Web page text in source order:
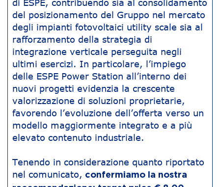
di ESPE, contribuendo sia al consolidamento
del posizionamento del Gruppo nel mercato
degli impianti fotovoltaici utility scale sia al
rafforzamento della strategia di
integrazione verticale perseguita negli
ultimi esercizi. In particolare, l’impiego
delle ESPE Power Station all’interno dei
nuovi progetti evidenzia la crescente
valorizzazione di soluzioni proprietarie,
favorendo l’evoluzione dell’offerta verso un
modello maggiormente integrato e a più
elevato contenuto industriale.
Tenendo in considerazione quanto riportato
nel comunicato, confermiamo la nostra